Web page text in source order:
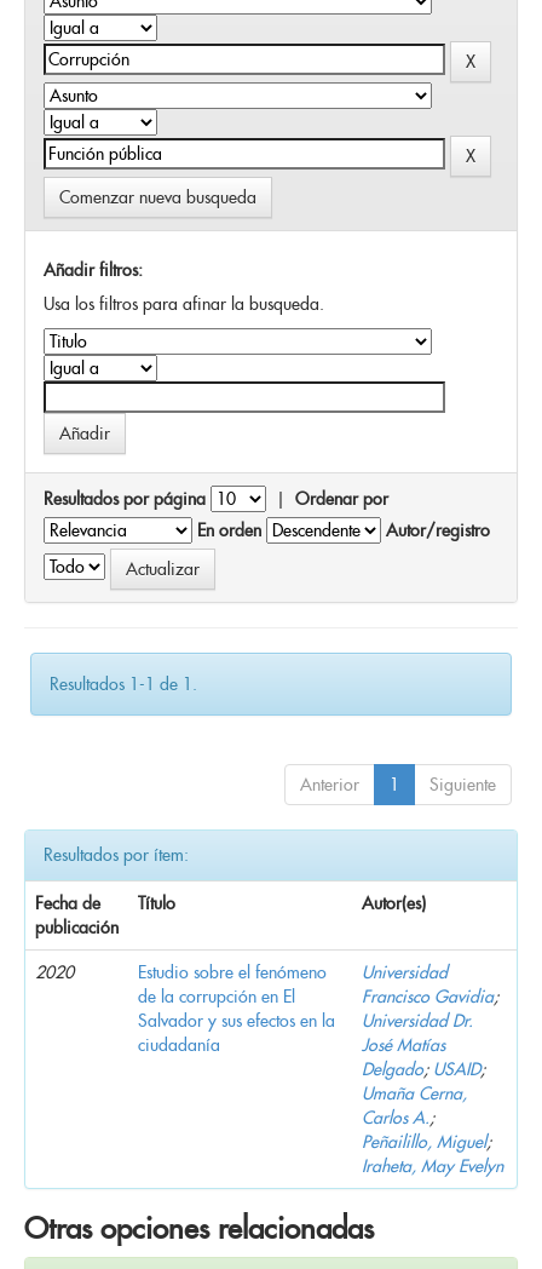
Comenzar nueva busqueda
Añadir filtros:
Usa los filtros para afinar la busqueda.
Resultados por página | Ordenar por
En orden
Autor/registro
Resultados 1-1 de 1.
Anterior 1 Siguiente
Resultados por ítem:
Fecha de
publicación
Título Autor(es)
2020
Estudio sobre el fenómeno
de la corrupción en El
Salvador y sus efectos en la
ciudadanía
Universidad
Francisco Gavidia;
Universidad Dr.
José Matías
Delgado; USAID;
Umaña Cerna,
Carlos A.;
Peñailillo, Miguel;
Iraheta, May Evelyn
Otras opciones relacionadas